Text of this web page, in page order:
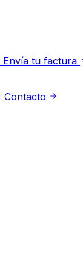
Envía tu factura
Contacto